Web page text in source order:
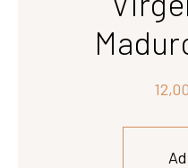
12,00